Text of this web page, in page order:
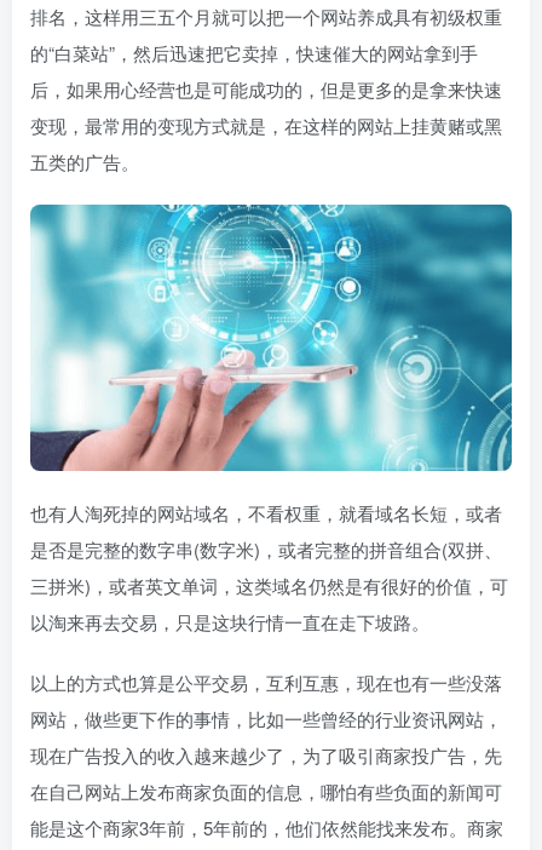
排名，这样用三五个月就可以把一个网站养成具有初级权重
的“白菜站”，然后迅速把它卖掉，快速催大的网站拿到手
后，如果用心经营也是可能成功的，但是更多的是拿来快速
变现，最常用的变现方式就是，在这样的网站上挂黄赌或黑
五类的广告。
也有人淘死掉的网站域名，不看权重，就看域名长短，或者
是否是完整的数字串(数字米)，或者完整的拼音组合(双拼、
三拼米)，或者英文单词，这类域名仍然是有很好的价值，可
以淘来再去交易，只是这块行情一直在走下坡路。
以上的方式也算是公平交易，互利互惠，现在也有一些没落
网站，做些更下作的事情，比如一些曾经的行业资讯网站，
现在广告投入的收入越来越少了，为了吸引商家投广告，先
在自己网站上发布商家负面的信息，哪怕有些负面的新闻可
能是这个商家3年前，5年前的，他们依然能找来发布。商家